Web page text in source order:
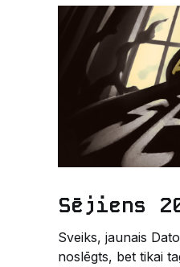
Sējiens
Sveiks, jaunais Datoriķi! 👋🏻
noslēgts, bet tikai